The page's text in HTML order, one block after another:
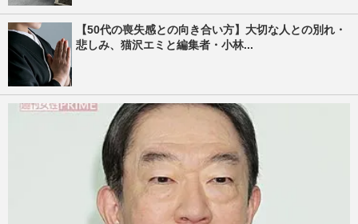
【50代の喪失感との向き合い方】大切な人との別れ・
悲しみ、猫沢エミと編集者・小林...